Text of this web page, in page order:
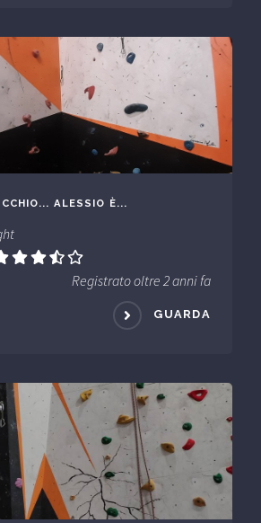
ALESSIO È...
Registrato oltre 2 anni fa
GUARDA